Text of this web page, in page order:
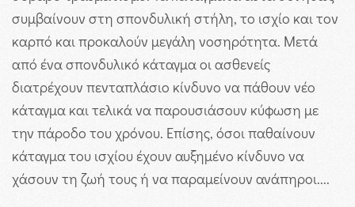
συμβαίνουν στη σπονδυλική στήλη, το ισχίο και τον
καρπό και προκαλούν μεγάλη νοσηρότητα. Μετά
από ένα σπονδυλικό κάταγμα οι ασθενείς
διατρέχουν πενταπλάσιο κίνδυνο να πάθουν νέο
κάταγμα και τελικά να παρουσιάσουν κύφωση με
την πάροδο του χρόνου. Επίσης, όσοι παθαίνουν
κάταγμα του ισχίου έχουν αυξημένο κίνδυνο να
χάσουν τη ζωή τους ή να παραμείνουν ανάπηροι....